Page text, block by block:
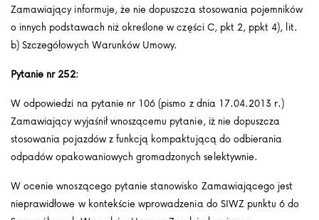
Zamawiający informuje, że nie dopuszcza stosowania pojemników
o innych podstawach niż określone w części C, pkt 2, ppkt 4), lit.
b) Szczegółowych Warunków Umowy.
Pytanie nr 252:
W odpowiedzi na pytanie nr 106 (pismo z dnia 17.04.2013 r.)
Zamawiający wyjaśnił wnoszącemu pytanie, iż nie dopuszcza
stosowania pojazdów z funkcją kompaktującą do odbierania
odpadów opakowaniowych gromadzonych selektywnie.
W ocenie wnoszącego pytanie stanowisko Zamawiającego jest
nieprawidłowe w kontekście wprowadzenia do SIWZ punktu 6 do